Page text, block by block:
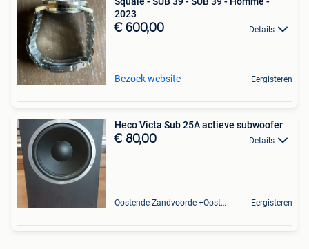
2023
€ 600,00 Details
Bezoek website Eergisteren
Heco Victa Sub 25A actieve subwoofer
€ 80,00 Details
Oostende Zandvoorde +Oostende Eergisteren